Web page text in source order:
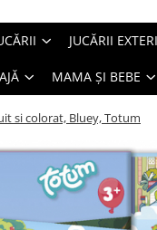
JUCĂRII
MAMA ȘI BEBE
si colorat, Bluey, Totum